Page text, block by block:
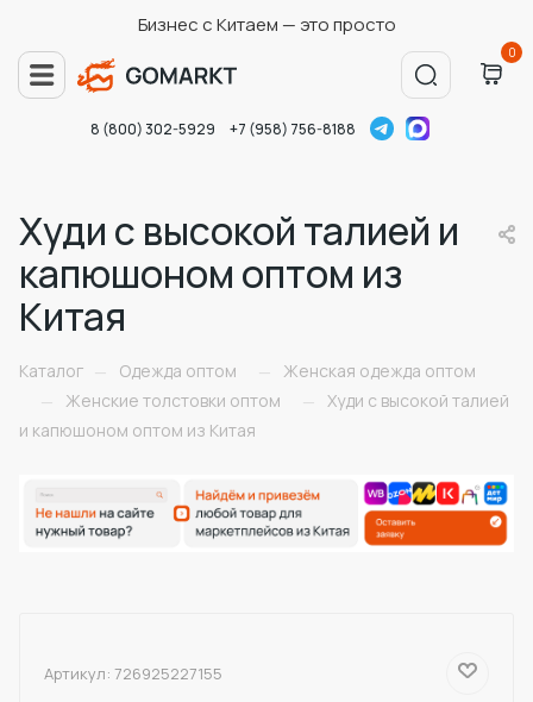
Бизнес с Китаем — это просто
0
8 (800) 302-5929 +7 (958) 756-8188
Худи с высокой талией и
капюшоном оптом из
Китая
Каталог — Одежда оптом —
Женская одежда оптом
—
Женские толстовки оптом — Худи с высокой талией
и капюшоном оптом из Китая
Артикул: 726925227155